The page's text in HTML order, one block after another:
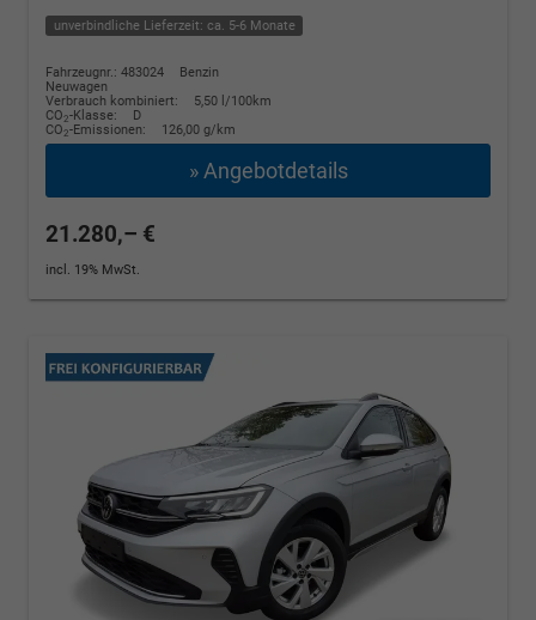
unverbindliche Lieferzeit: ca. 5-6 Monate
Fahrzeugnr.: 483024
Benzin
Neuwagen
Verbrauch kombiniert:
5,50 l/100km
CO2-Klasse:
D
CO2-Emissionen: 126,00 g/km
» Angebotdetails
21.280,– €
incl. 19% MwSt.